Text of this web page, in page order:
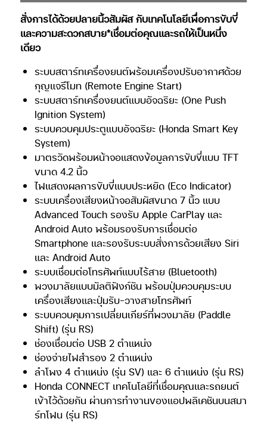
สั่งการได้ด้วยปลายนิ้วสัมผัส กับเทคโนโลยีเพื่อการขับขี่
และความสะดวกสบาย*เชื่อมต่อคุณและรถให้เป็นหนึ่ง
เดียว
ระบบสตาร์ทเครื่องยนต์พร้อมเครื่องปรับอากาศด้วย
กุญแจรีโมท (Remote Engine Start)
ระบบสตาร์ทเครื่องยนต์แบบอัจฉริยะ (One Push
Ignition System)
ระบบควบคุมประตูแบบอัจฉริยะ (Honda Smart Key
System)
มาตรวัดพร้อมหน้าจอแสดงข้อมูลการขับขี่แบบ TFT
ขนาด 4.2 นิ้ว
ไฟแสดงผลการขับขี่แบบประหยัด (Eco Indicator)
ระบบเครื่องเสียงหน้าจอสัมผัสขนาด 7 นิ้ว แบบ
Advanced Touch รองรับ Apple CarPlay และ
Android Auto พร้อมรองรับการเชื่อมต่อ
Smartphone และรองรับระบบสั่งการด้วยเสียง Siri
และ Android Auto
ระบบเชื่อมต่อโทรศัพท์แบบไร้สาย (Bluetooth)
พวงมาลัยแบบมัลติฟังก์ชัน พร้อมปุ่มควบคุมระบบ
เครื่องเสียงและปุ่มรับ-วางสายโทรศัพท์
ระบบควบคุมการเปลี่ยนเกียร์ที่พวงมาลัย (Paddle
Shift) (รุ่น RS)
ช่องเชื่อมต่อ USB 2 ตำแหน่ง
ช่องจ่ายไฟสำรอง 2 ตำแหน่ง
ลำโพง 4 ตำแหน่ง (รุ่น SV) และ 6 ตำแหน่ง (รุ่น RS)
Honda CONNECT เทคโนโลยีที่เชื่อมคุณและรถยนต์
เข้าไว้ด้วยกัน ผ่านการทำงานของแอปพลิเคชันบนสมา
ร์ทโฟน (รุ่น RS)